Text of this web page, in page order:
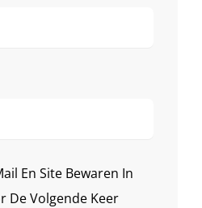
En Site Bewaren In
De Volgende Keer